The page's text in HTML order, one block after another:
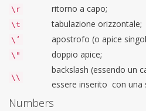
\r ritorno a capo;
\t tabulazione orizzontale;
\‘ apostrofo (o apice
\" doppio apice;
\\
backslash (essendo un
essere inserito con una
Numbers